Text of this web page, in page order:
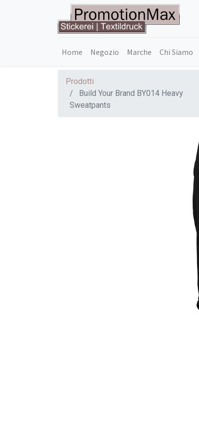
Home Negozio Marche Chi Siamo
Prodotti
Build Your Brand BY014 Heavy
Sweatpants